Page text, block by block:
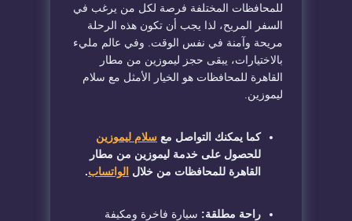
للمحافظات المختلفة فرصة لكل من يرغب في
السفر المريح، لذا يجب أن تكون هذه الرحلة
مريحة وآمنة في نفس الوقت. وفي عالم مليء
بالاختيارات، يبقى حجز ليموزين من مطار
القاهرة للمحافظات هو الخيار الأمثل مع سلام
ليموزين.
كما يمكنك التواصل مع سلام ليموزين
للحصول على خدمة ليموزين من مطار
القاهرة للمحافظات من خلال الواتساب.
راحة مطلقة: سيارة فاخرة ومكيفة